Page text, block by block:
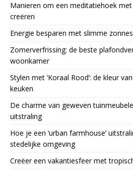
Manieren om een meditatiehoek
creëren
Energie besparen met slimme
Zomerverfrissing: de beste
woonkamer
Stylen met ‘Koraal Rood’: de kleur
keuken
De charme van geweven
uitstraling
Hoe je een ‘urban farmhouse’
stedelijke omgeving
Creëer een vakantiesfeer met